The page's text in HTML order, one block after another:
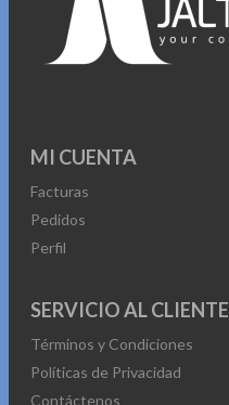
MI CUENTA
Facturas
Pedidos
Perfil
SERVICIO AL CLIENTE
Términos y Condiciones
Políticas de Privacidad
Contáctenos